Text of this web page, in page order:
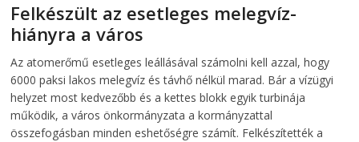
Felkészült az esetleges melegvíz-
hiányra a város
Az atomerőmű esetleges leállásával számolni kell azzal, hogy
6000 paksi lakos melegvíz és távhő nélkül marad. Bár a vízügyi
helyzet most kedvezőbb és a kettes blokk egyik turbinája
működik, a város önkormányzata a kormányzattal
összefogásban minden eshetőségre számít. Felkészítették a